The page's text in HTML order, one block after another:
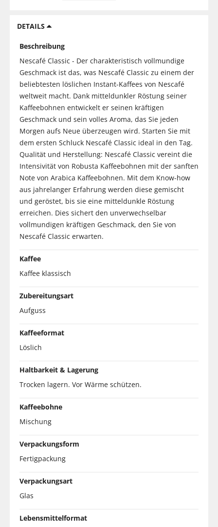
DETAILS
Beschreibung
Nescafé Classic - Der charakteristisch vollmundige
Geschmack ist das, was Nescafé Classic zu einem der
beliebtesten löslichen Instant-Kaffees von Nescafé
weltweit macht. Dank mitteldunkler Röstung seiner
Kaffeebohnen entwickelt er seinen kräftigen
Geschmack und sein volles Aroma, das Sie jeden
Morgen aufs Neue überzeugen wird. Starten Sie mit
dem ersten Schluck Nescafé Classic ideal in den Tag.
Qualität und Herstellung: Nescafé Classic vereint die
Intensivität von Robusta Kaffeebohnen mit der sanften
Note von Arabica Kaffeebohnen. Mit dem Know-how
aus jahrelanger Erfahrung werden diese gemischt
und geröstet, bis sie eine mitteldunkle Röstung
erreichen. Dies sichert den unverwechselbar
vollmundigen kräftigen Geschmack, den Sie von
Nescafé Classic erwarten.
Kaffee
Kaffee klassisch
Zubereitungsart
Aufguss
Kaffeeformat
Löslich
Haltbarkeit & Lagerung
Trocken lagern. Vor Wärme schützen.
Kaffeebohne
Mischung
Verpackungsform
Fertigpackung
Verpackungsart
Glas
Lebensmittelformat